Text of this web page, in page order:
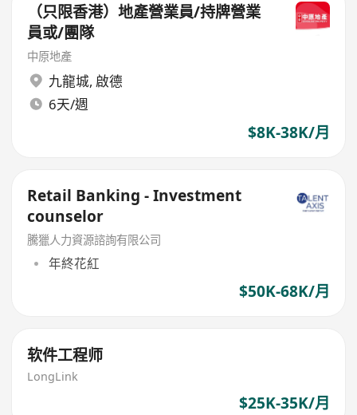
（只限香港）地產營業員/持牌營業
員或/團隊
中原地產
九龍城, 啟德
6天/週
$8K-38K/月
Retail Banking - Investment
counselor
騰獵人力資源諮詢有限公司
年終花紅
$50K-68K/月
软件工程师
LongLink
$25K-35K/月